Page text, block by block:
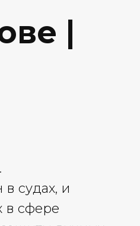
|
судах, и
в сфере